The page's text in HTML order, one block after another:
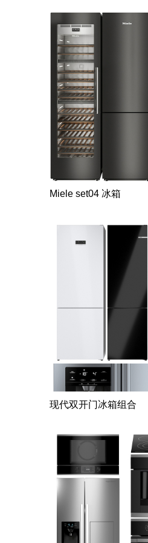
Miele set04 冰箱
现代双开门冰箱组合